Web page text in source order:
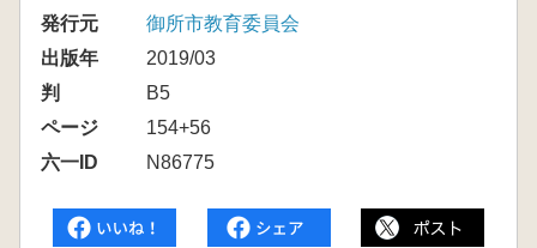
発行元
御所市教育委員会
出版年
2019/03
判
B5
ページ
154+56
六一ID
N86775